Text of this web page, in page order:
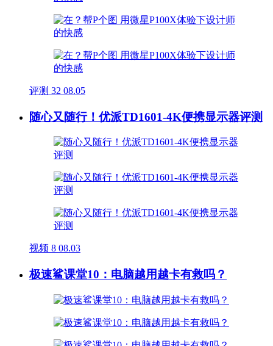
评测 32 08.05
随心又随行！优派TD1601-4K便携显示器评测
视频 8 08.03
极速鲨课堂10：电脑越用越卡有救吗？